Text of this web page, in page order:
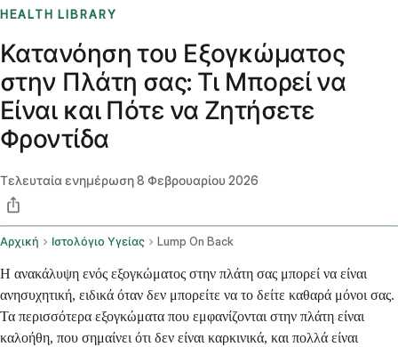
HEALTH LIBRARY
Κατανόηση του Εξογκώματος
στην Πλάτη σας: Τι Μπορεί να
Είναι και Πότε να Ζητήσετε
Φροντίδα
Τελευταία ενημέρωση8 Φεβρουαρίου 2026
Αρχική Ιστολόγιο Υγείας Lump On Back
Η ανακάλυψη ενός εξογκώματος στην πλάτη σας μπορεί να είναι
ανησυχητική, ειδικά όταν δεν μπορείτε να το δείτε καθαρά μόνοι σας.
Τα περισσότερα εξογκώματα που εμφανίζονται στην πλάτη είναι
καλοήθη, που σημαίνει ότι δεν είναι καρκινικά, και πολλά είναι